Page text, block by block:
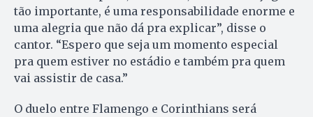
tão importante, é uma responsabilidade enorme e
uma alegria que não dá pra explicar”, disse o
cantor. “Espero que seja um momento especial
pra quem estiver no estádio e também pra quem
vai assistir de casa.”
O duelo entre Flamengo e Corinthians será